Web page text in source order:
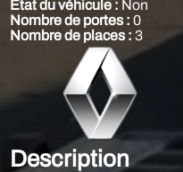
État du véhicule : Non
Nombre de portes : 0
Nombre de places : 3
Description